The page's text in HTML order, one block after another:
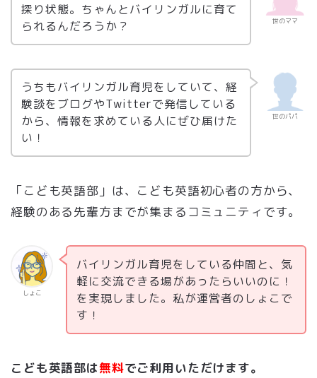
世のママ
探り状態。ちゃんとバイリンガルに育て
られるんだろうか？
世のパパ
うちもバイリンガル育児をしていて、経
験談をブログやTwitterで発信している
から、情報を求めている人にぜひ届けた
い！
「こども英語部」は、こども英語初心者の方から、
経験のある先輩方までが集まるコミュニティです。
しょこ
バイリンガル育児をしている仲間と、気
軽に交流できる場があったらいいのに！
を実現しました。私が運営者のしょこで
す！
こども英語部は無料でご利用いただけます。